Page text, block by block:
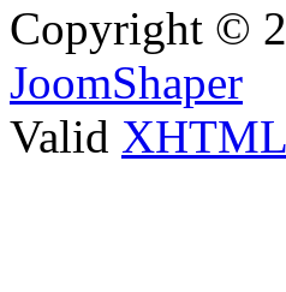
Copyright ©
JoomShaper
Valid XHTML